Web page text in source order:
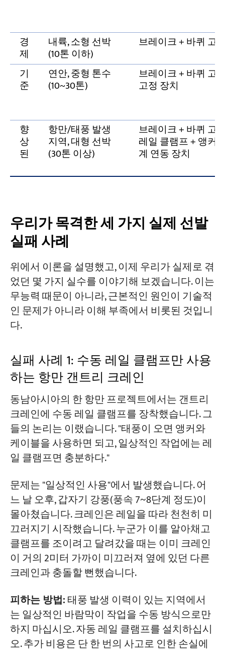
경
제
내륙, 소형 선박
(10톤 이하)
브레이크 + 바퀴 고
기
준
연안, 중형 톤수
(10~30톤)
브레이크 + 바퀴 고
고정 장치
향
상
된
항만/태풍 발생
지역, 대형 선박
(30톤 이상)
브레이크 + 바퀴 고
레일 클램프 + 앵커
계 연동 장치
우리가 목격한 세 가지 실제 선발
실패 사례
위에서 이론을 설명했고, 이제 우리가 실제로 겪
었던 몇 가지 실수를 이야기해 보겠습니다. 이는
무능력 때문이 아니라, 근본적인 원인이 기술적
인 문제가 아니라 이해 부족에서 비롯된 것입니
다.
실패 사례 1: 수동 레일 클램프만 사용
하는 항만 갠트리 크레인
동남아시아의 한 항만 프로젝트에서는 갠트리
크레인에 수동 레일 클램프를 장착했습니다. 그
들의 논리는 이랬습니다. "태풍이 오면 앵커와
케이블을 사용하면 되고, 일상적인 작업에는 레
일 클램프면 충분하다."
문제는 "일상적인 사용"에서 발생했습니다. 어
느 날 오후, 갑자기 강풍(풍속 7~8단계 정도)이
몰아쳤습니다. 크레인은 레일을 따라 천천히 미
끄러지기 시작했습니다. 누군가 이를 알아채고
클램프를 조이려고 달려갔을 때는 이미 크레인
이 거의 2미터 가까이 미끄러져 옆에 있던 다른
크레인과 충돌할 뻔했습니다.
피하는 방법:태풍 발생 이력이 있는 지역에서
는 일상적인 바람막이 작업을 수동 방식으로만
하지 마십시오. 자동 레일 클램프를 설치하십시
오. 추가 비용은 단 한 번의 사고로 인한 손실에